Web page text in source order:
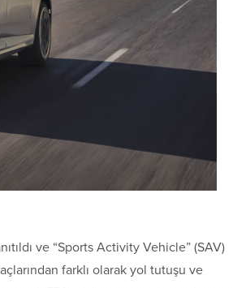
ve “Sports Activity Vehicle” (SAV)
farklı olarak yol tutuşu ve